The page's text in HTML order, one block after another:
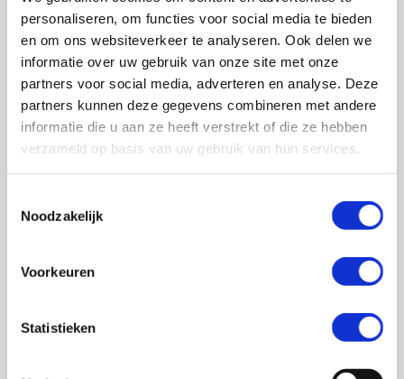
personaliseren, om functies voor social media te bieden
en om ons websiteverkeer te analyseren. Ook delen we
informatie over uw gebruik van onze site met onze
partners voor social media, adverteren en analyse. Deze
partners kunnen deze gegevens combineren met andere
informatie die u aan ze heeft verstrekt of die ze hebben
verzameld op basis van uw gebruik van hun services.
Noodzakelijk
Voorkeuren
Statistieken
0348 – 43 29 20(algemene nummer)
(ma t/m do: van 10.00 tot 14.30 uur)
info@crohn-colitis.nl
0348 – 420 780 (ervaringsdeskundigenlijn)
(ma t/m do: van 10:00 tot 12:30 uur)
ervaringsdeskundigen@crohn-colitis.nl
voor mensen met chronische darmziektes zoals de ziekte
van Crohn, colitis ulcerosa en microscopische colitis.